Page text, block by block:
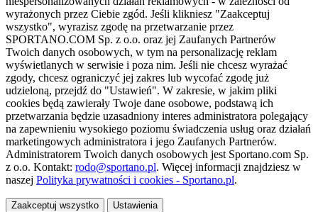
wyrażonych przez Ciebie zgód. Jeśli klikniesz "Zaakceptuj
wszystko", wyrazisz zgodę na przetwarzanie przez
SPORTANO.COM Sp. z o.o. oraz jej Zaufanych Partnerów
Twoich danych osobowych, w tym na personalizację reklam
wyświetlanych w serwisie i poza nim. Jeśli nie chcesz wyrażać
zgody, chcesz ograniczyć jej zakres lub wycofać zgodę już
udzieloną, przejdź do "Ustawień". W zakresie, w jakim pliki
cookies będą zawierały Twoje dane osobowe, podstawą ich
przetwarzania będzie uzasadniony interes administratora polegający
na zapewnieniu wysokiego poziomu świadczenia usług oraz działań
marketingowych administratora i jego Zaufanych Partnerów.
Administratorem Twoich danych osobowych jest Sportano.com Sp.
z o.o. Kontakt: rodo@sportano.pl. Więcej informacji znajdziesz w
naszej Polityka prywatności i cookies - Sportano.pl.
Zaakceptuj wszystko Ustawienia